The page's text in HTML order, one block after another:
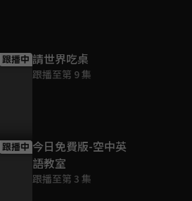
跟播中 請世界吃桌
跟播至第 9 集
跟播中 今日免費版-空中英
語教室
跟播至第 3 集